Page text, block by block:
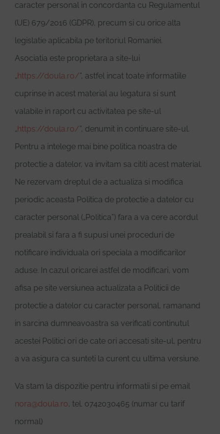
caracter personal in concordanta cu Regulamentul
(UE) 679/2016 (GDPR), precum si cu orice alta
legislatie aplicabila pe teritoriul Romaniei.
Asociatia este proprietara a site-lui
„https://doula.ro/”, astfel incat toate informatiile
cuprinse in acest material au legatura si sunt
valabile in raport cu activitatea pe site-ul
„https://doula.ro/”, denumit in continuare site-ul.
Pentru a intelege mai bine politica noastra de
protectie a datelor, va invitam sa cititi acest material.
Ne rezervam dreptul de a actualiza si modifica
periodic aceasta Politica de protectie a datelor cu
caracter personal („Politica”) fara a va cere acordul
prealabil si fara a fi supusi unei proceduri de
notificare individuala ori speciala a modificarilor
aduse. In cazul oricarei astfel de modificari, vom
afisa pe site versiunea actualizata a Politicii de
protectie a datelor cu caracter personal, ramanand
in sarcina dumneavoastra sa verificati continutul
acestei Politici ori de cate ori accesati site-ul, pentru
a va asigura ca sunteti la curent cu ultima versiune.
Va stam la dispozitie pentru informatii si pe email
nora@doula.ro, tel. 0742030465 (numar cu tarif
normal)